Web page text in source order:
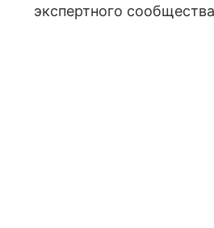
экспертного